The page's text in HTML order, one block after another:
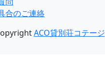
合のご連絡
ACO貸別荘コテージ